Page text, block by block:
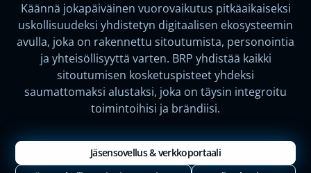
Käännä jokapäiväinen vuorovaikutus pitkäaikaiseksi
uskollisuudeksi yhdistetyn digitaalisen ekosysteemin
avulla, joka on rakennettu sitoutumista, personointia
ja yhteisöllisyyttä varten. BRP yhdistää kaikki
sitoutumisen kosketuspisteet yhdeksi
saumattomaksi alustaksi, joka on täysin integroitu
toimintoihisi ja brändiisi.
Jäsensovellus & verkkoportaali